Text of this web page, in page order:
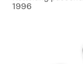
1996